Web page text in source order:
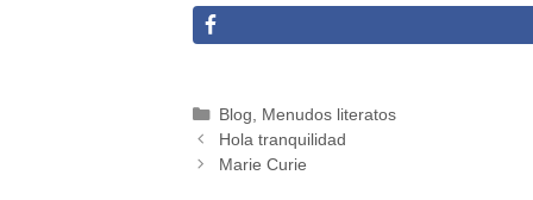
Categorías
Blog
Menudos literatos
Hola tranquilidad
Marie Curie